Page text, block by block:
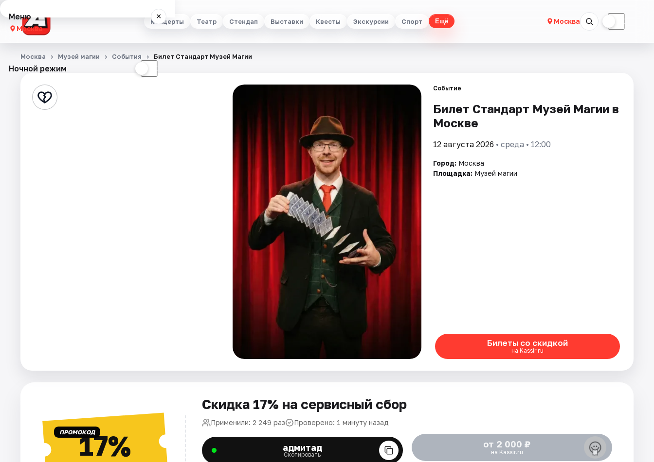
Концерты Театр Стендап Выставки Квесты Экскурсии Спорт Ещё Москва ☾
Меню ×
Москва
Концерты
Стендап
Ночной режим ☾
Москва Музей магии События Билет Стандарт Музей Магии
Событие
Билет Стандарт Музей Магии в
Москве
12 августа 2026 • среда • 12:00
Город: Москва
Площадка: Музей магии
Билеты со скидкой
на Kassir.ru
ПРОМОКОД17%
Скидка 17% на сервисный сбор
Применили: 2 249 раз Проверено: 1 минуту назад
адмитад
Скопировать
от 2 000 ₽
на Kassir.ru